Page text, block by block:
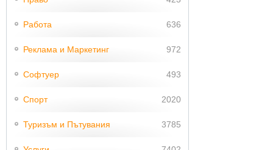
Работа 636
Реклама и Маркетинг 972
Софтуер 493
Спорт 2020
Туризъм и Пътувания 3785